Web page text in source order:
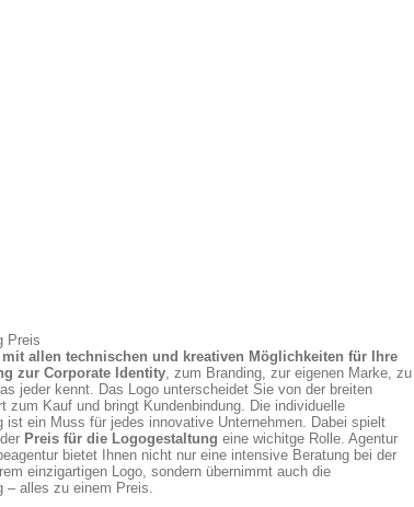
Preis
mit allen technischen und kreativen Möglichkeiten für Ihre
zur Corporate Identity, zum Branding, zur eigenen Marke, zu
jeder kennt. Das Logo unterscheidet Sie von der breiten
zum Kauf und bringt Kundenbindung. Die individuelle
ist ein Muss für jedes innovative Unternehmen. Dabei spielt
Preis für die Logogestaltung eine wichitge Rolle. Agentur
bietet Ihnen nicht nur eine intensive Beratung bei der
einzigartigen Logo, sondern übernimmt auch die
– alles zu einem Preis.